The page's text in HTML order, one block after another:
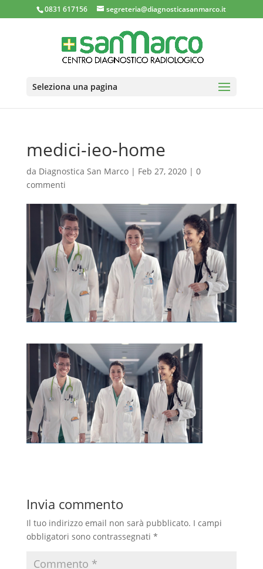
0831 617156 segreteria@diagnosticasanmarco.it
Seleziona una pagina
medici-ieo-home
da Diagnostica San Marco| Feb 27, 2020| 0
commenti
Invia commento
Il tuo indirizzo email non sarà pubblicato. I campi
obbligatori sono contrassegnati *